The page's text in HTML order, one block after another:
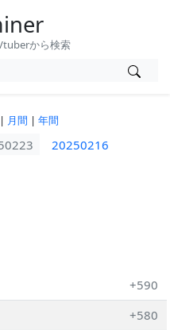
から検索
| 月間 | 年間
20250216
+590
+580